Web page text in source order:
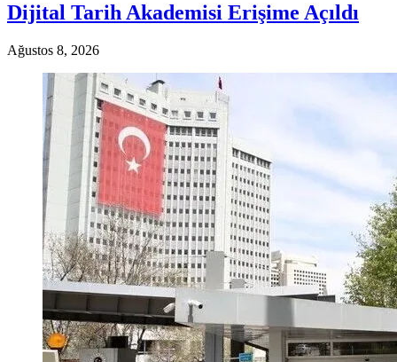
Dijital Tarih Akademisi Erişime Açıldı
Ağustos 8, 2026